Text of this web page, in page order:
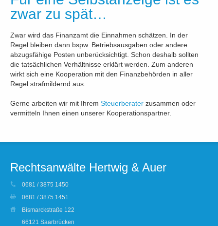
zwar zu spät…
Zwar wird das Finanzamt die Einnahmen schätzen. In der
Regel bleiben dann bspw. Betriebsausgaben oder andere
abzugsfähige Posten unberücksichtigt. Schon deshalb sollten
die tatsächlichen Verhältnisse erklärt werden. Zum anderen
wirkt sich eine Kooperation mit den Finanzbehörden in aller
Regel strafmildernd aus.
Gerne arbeiten wir mit IhremSteuerberater zusammen oder
vermitteln Ihnen einen unserer Kooperationspartner.
Rechtsanwälte Hertwig & Auer
0681 / 3875 1450
0681 / 3875 1451
Bismarckstraße 122
66121 Saarbrücken